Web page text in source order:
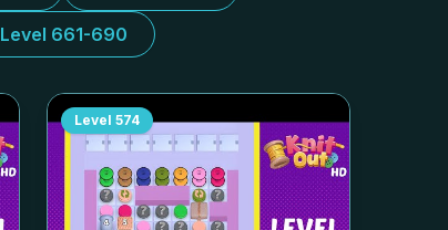
Level 661-690
Level 574